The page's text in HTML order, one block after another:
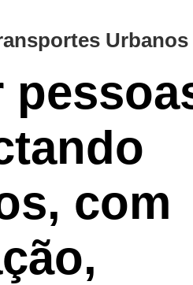
Urbanos
com